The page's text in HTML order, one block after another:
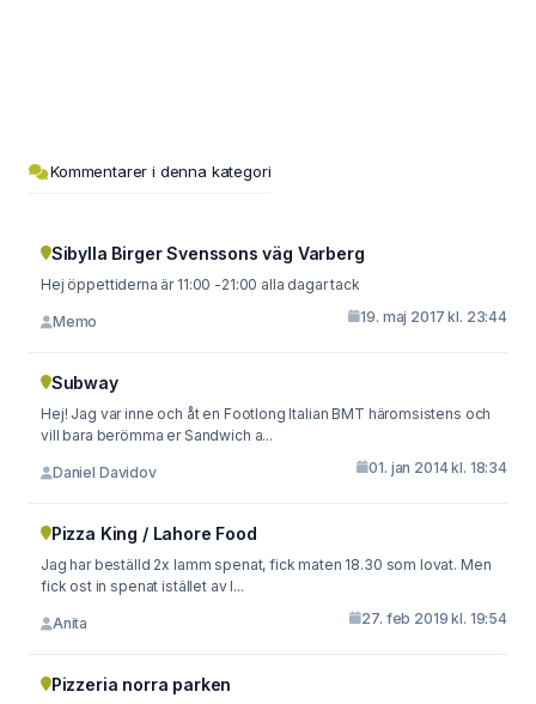
Kommentarer i denna kategori
Sibylla Birger Svenssons väg Varberg
Hej öppettiderna är 11:00 -21:00 alla dagar tack
Memo 19. maj 2017 kl. 23:44
Subway
Hej! Jag var inne och åt en Footlong Italian BMT häromsistens och
vill bara berömma er Sandwich a...
Daniel Davidov 01. jan 2014 kl. 18:34
Pizza King / Lahore Food
Jag har beställd 2x lamm spenat, fick maten 18.30 som lovat. Men
fick ost in spenat istället av l...
Anita 27. feb 2019 kl. 19:54
Pizzeria norra parken